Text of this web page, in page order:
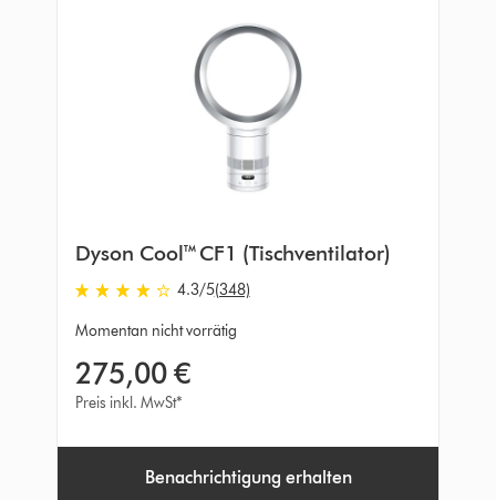
Dyson Cool™ CF1 (Tischventilator)
4.3
von
Sternen
in
348
4.3/5(348)
Momentan nicht vorrätig
275,00 €
Preis inkl. MwSt*
Benachrichtigung erhalten